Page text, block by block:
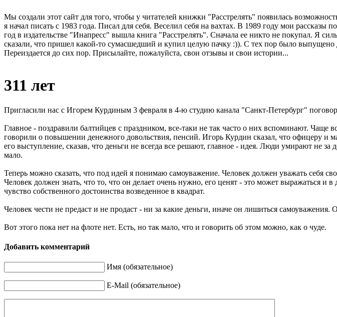
Мы создали этот сайт для того, чтобы у читателей книжки "Расстрелять" появилась
я начал писать с 1983 года. Писал для себя. Веселил себя на вахтах. В 1989 году мои
год в издательстве "Инапресс" вышла книга "Расстрелять". Сначала ее никто не покупал. Я
сказали, что пришел какой-то сумасшедший и купил целую пачку :)). С тех пор было
Переиздается до сих пор. Присылайте, пожалуйста, свои отзывы и свои истории...
311 лет
Пригласили нас с Игорем Курдиным 3 февраля в 4-ю студию канала "Санкт-Петербург"
Главное - поздравили балтийцев с праздником, все-таки не так часто о них вспоминают. Чаще
говорили о повышении денежного довольствия, пенсий. Игорь Курдин сказал, что офицеру
его выступление, сказав, что деньги не всегда все решают, главное - идея. Люди умирают не
мало.
Теперь можно сказать, что под идей я понимаю самоуважение. Человек должен уважать себя
Человек должен знать, что то, что он делает очень нужно, его ценят - это может выражаться и
чувство собственного достоинства возведенное в квадрат.
Человек чести не предаст и не продаст - ни за какие деньги, иначе он лишиться самоуважения.
Вот этого пока нет на флоте нет. Есть, но так мало, что и говорить об этом можно, как о чуде.
Добавить комментарий
Имя (обязательное)
E-Mail (обязательное)